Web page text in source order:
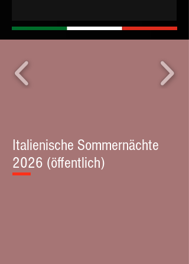
Italienische Sommernächte
2026 (öffentlich)